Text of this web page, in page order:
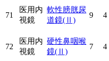
71
医用内
視鏡
軟性膀胱尿
道鏡(Ⅱ)
9 4
72
医用内
視鏡
硬性鼻咽喉
鏡(Ⅱ)
7 4